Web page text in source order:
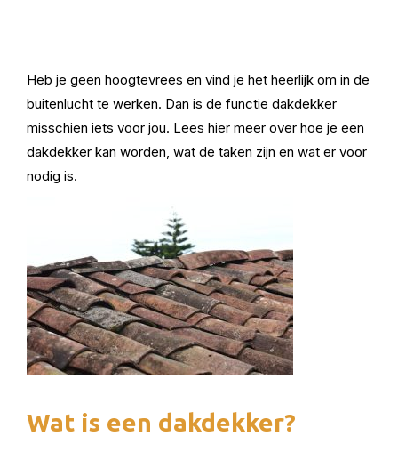
Heb je geen hoogtevrees en vind je het heerlijk om in de
buitenlucht te werken. Dan is de functie dakdekker
misschien iets voor jou. Lees hier meer over hoe je een
dakdekker kan worden, wat de taken zijn en wat er voor
nodig is.
Wat is een dakdekker?